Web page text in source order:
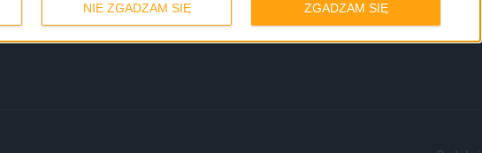
NIE ZGADZAM SIĘ ZGADZAM SIĘ